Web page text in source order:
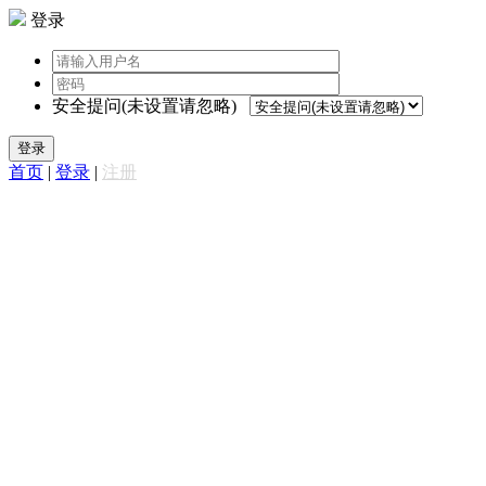
登录
安全提问(未设置请忽略)
登录
首页 | 登录 | 注册